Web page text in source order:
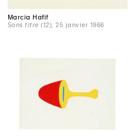
Marcia Hafif
Sans titre (12) , 25 janvier 1966